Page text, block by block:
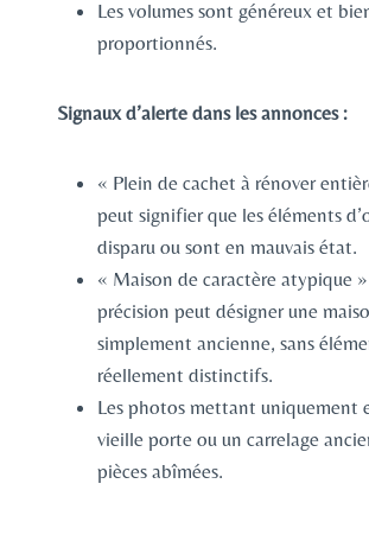
Les volumes sont généreux et
proportionnés.
Signaux d’alerte dans les annonces :
« Plein de cachet à rénover
peut signifier que les éléments
disparu ou sont en mauvais état.
« Maison de caractère atypique »
précision peut désigner une
simplement ancienne, sans
réellement distinctifs.
Les photos mettant uniquement
vieille porte ou un carrelage
pièces abîmées.